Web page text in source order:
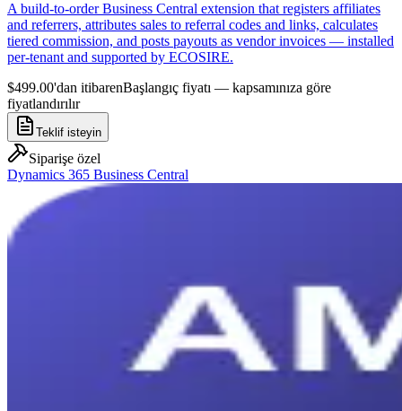
A build-to-order Business Central extension that registers affiliates
and referrers, attributes sales to referral codes and links, calculates
tiered commission, and posts payouts as vendor invoices — installed
per-tenant and supported by ECOSIRE.
$499.00'dan itibarenBaşlangıç fiyatı — kapsamınıza göre
fiyatlandırılır
Teklif isteyin
Siparişe özel
Dynamics 365 Business Central